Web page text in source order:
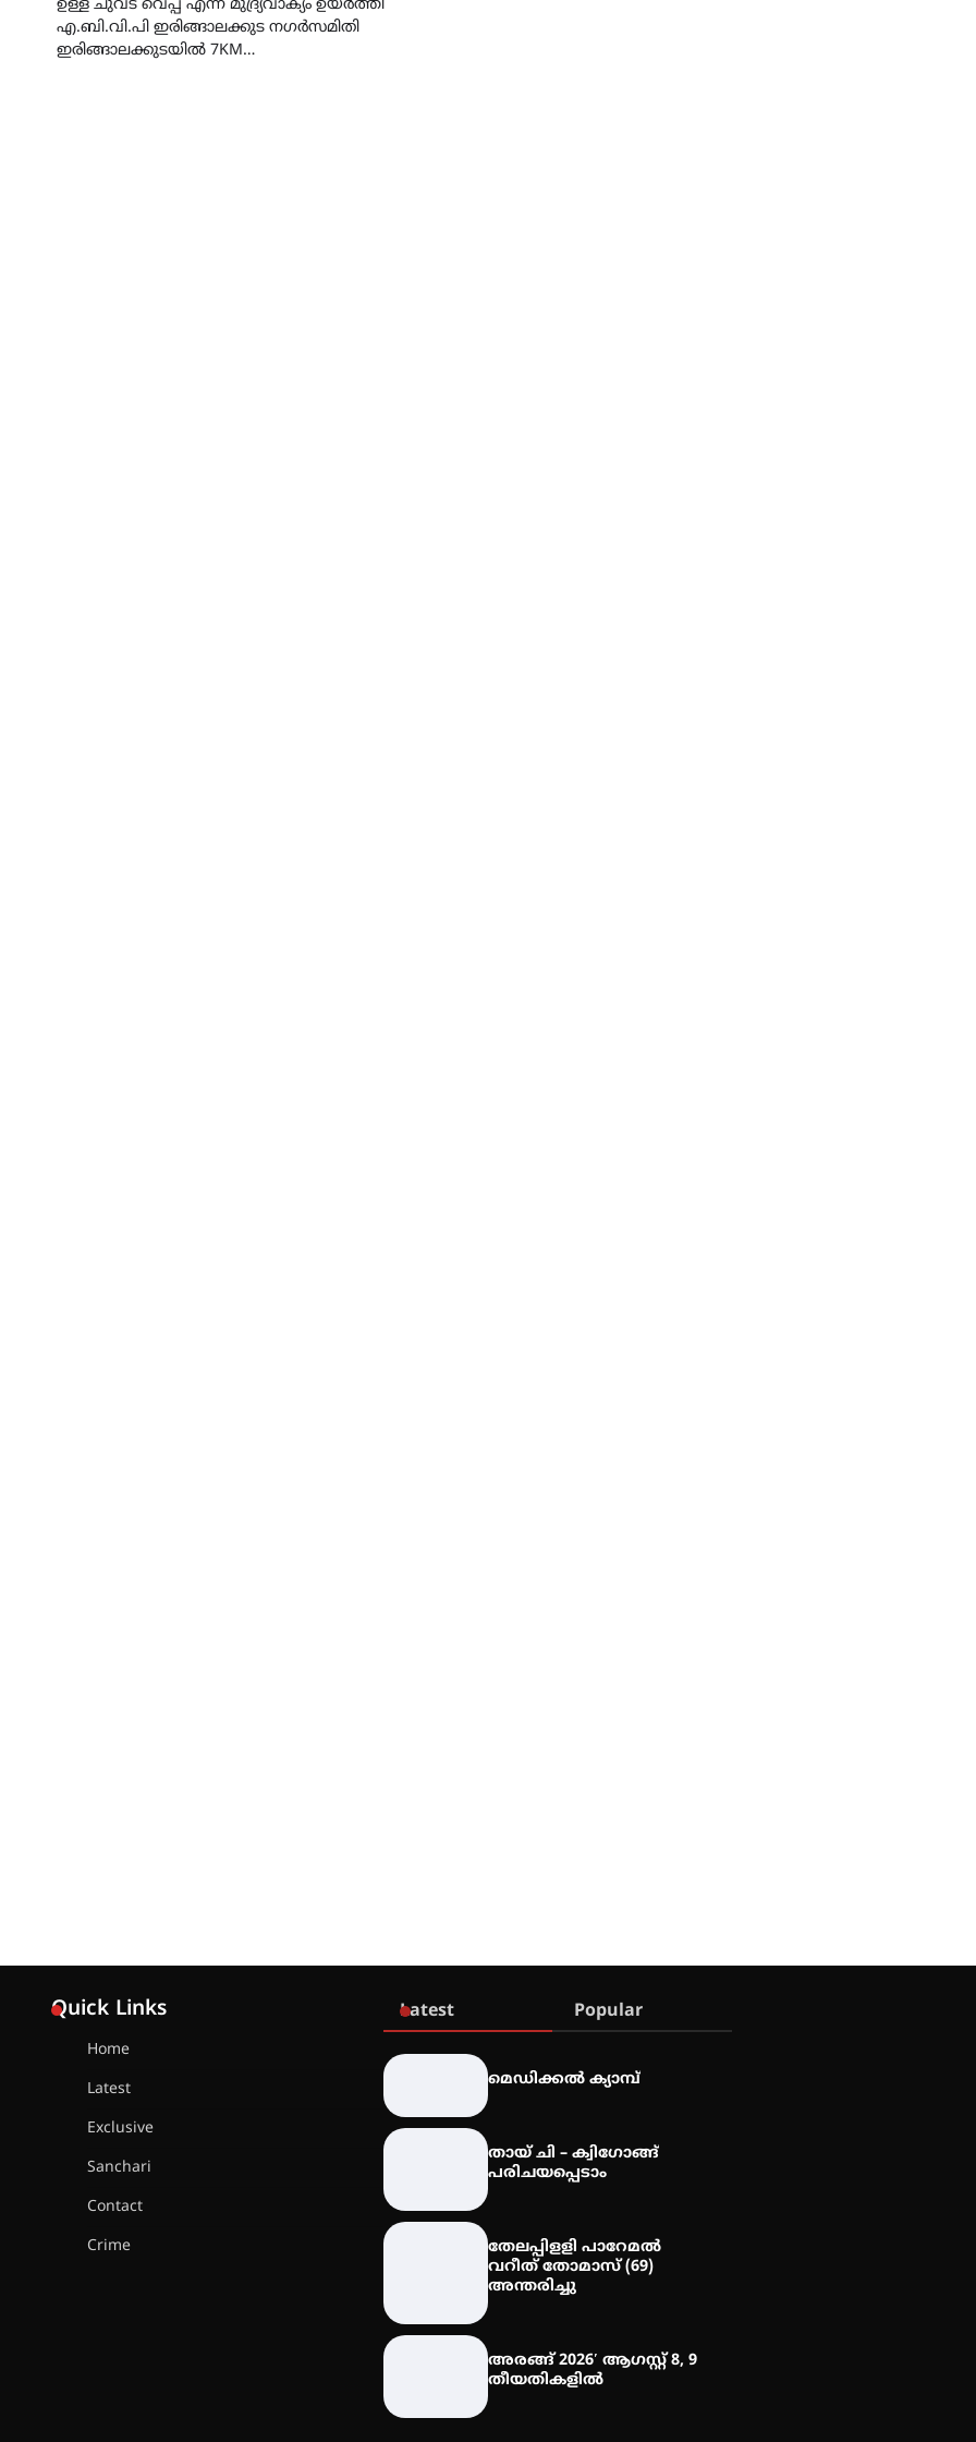
ഉള്ള ചുവട് വെപ്പ് എന്ന മുദ്ര്യവാക്യം ഉയർത്തി
എ.ബി.വി.പി ഇരിങ്ങാലക്കുട നഗർസമിതി
ഇരിങ്ങാലക്കുടയിൽ 7KM…
Quick Links
Home
Latest
Exclusive
Sanchari
Contact
Crime
Latest Popular
മെഡിക്കൽ ക്യാമ്പ്
തായ് ചി – ക്വിഗോങ്ങ്
പരിചയപ്പെടാം
തേലപ്പിളളി പാറേമൽ
വറീത് തോമാസ് (69)
അന്തരിച്ചു
അരങ്ങ് 2026′ ആഗസ്റ്റ് 8, 9
തീയതികളിൽ